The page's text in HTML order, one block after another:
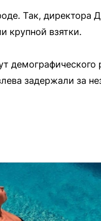
Так, директора
крупной взятки.
демографического
задержали за